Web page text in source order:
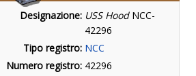
Designazione: USS HoodNCC-
42296
Tipo registro: NCC
Numero registro: 42296